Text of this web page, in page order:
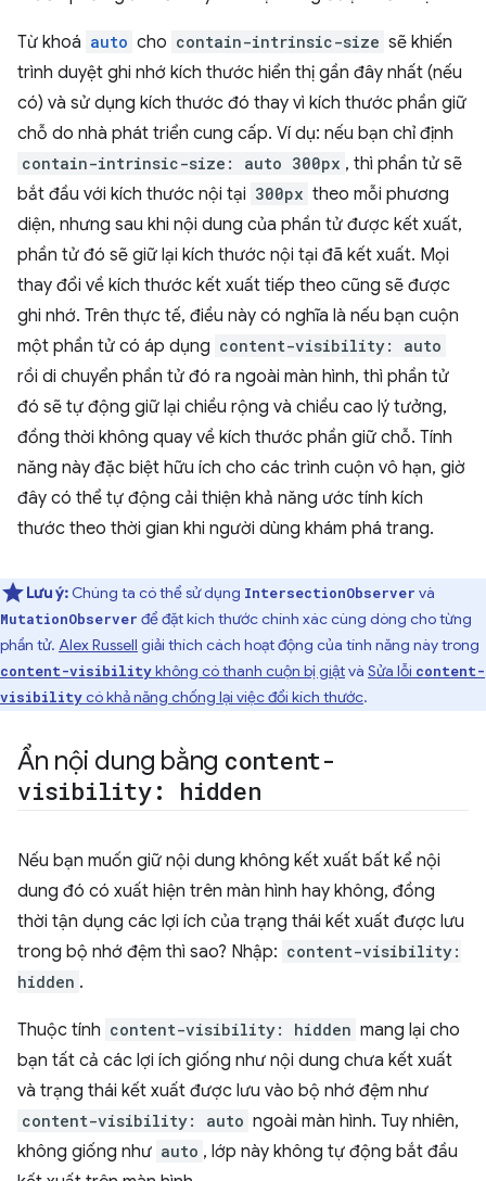
Từ khoá auto cho contain-intrinsic-size sẽ khiến
trình duyệt ghi nhớ kích thước hiển thị gần đây nhất (nếu
có) và sử dụng kích thước đó thay vì kích thước phần giữ
chỗ do nhà phát triển cung cấp. Ví dụ: nếu bạn chỉ định
contain-intrinsic-size: auto 300px , thì phần tử sẽ
bắt đầu với kích thước nội tại 300px theo mỗi phương
diện, nhưng sau khi nội dung của phần tử được kết xuất,
phần tử đó sẽ giữ lại kích thước nội tại đã kết xuất. Mọi
thay đổi về kích thước kết xuất tiếp theo cũng sẽ được
ghi nhớ. Trên thực tế, điều này có nghĩa là nếu bạn cuộn
một phần tử có áp dụng content-visibility: auto
rồi di chuyển phần tử đó ra ngoài màn hình, thì phần tử
đó sẽ tự động giữ lại chiều rộng và chiều cao lý tưởng,
đồng thời không quay về kích thước phần giữ chỗ. Tính
năng này đặc biệt hữu ích cho các trình cuộn vô hạn, giờ
đây có thể tự động cải thiện khả năng ước tính kích
thước theo thời gian khi người dùng khám phá trang.
Lưu ý: Chúng ta có thể sử dụng IntersectionObserver và
MutationObserver để đặt kích thước chính xác cùng dòng cho từng
phần tử. Alex Russell giải thích cách hoạt động của tính năng này trong
content-visibilitykhông có thanh cuộn bị giậtvà Sửa lỗi content-
visibilitycó khả năng chống lại việc đổi kích thước.
Ẩn nội dung bằng content-
visibility: hidden
Nếu bạn muốn giữ nội dung không kết xuất bất kể nội
dung đó có xuất hiện trên màn hình hay không, đồng
thời tận dụng các lợi ích của trạng thái kết xuất được lưu
trong bộ nhớ đệm thì sao? Nhập: content-visibility:
hidden .
Thuộc tính content-visibility: hidden mang lại cho
bạn tất cả các lợi ích giống như nội dung chưa kết xuất
và trạng thái kết xuất được lưu vào bộ nhớ đệm như
content-visibility: auto ngoài màn hình. Tuy nhiên,
không giống như auto , lớp này không tự động bắt đầu